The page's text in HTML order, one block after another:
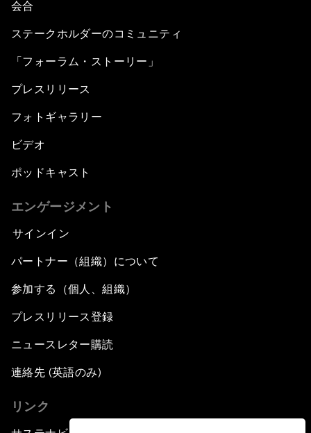
会合
ステークホルダーのコミュニティ
「フォーラム・ストーリー」
プレスリリース
フォトギャラリー
ビデオ
ポッドキャスト
エンゲージメント
サインイン
パートナー（組織）について
参加する（個人、組織）
プレスリリース登録
ニュースレター購読
連絡先 (英語のみ)
リンク